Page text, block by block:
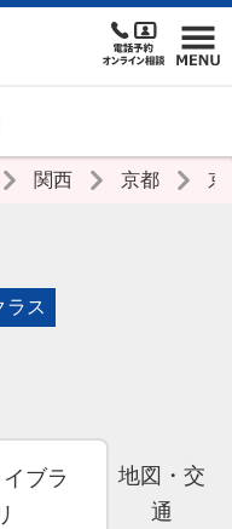
関西 京都 京
ラス
ブラ
地図・交
通